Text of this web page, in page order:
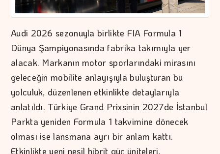
Audi 2026 sezonuyla birlikte FIA Formula 1
Dünya Şampiyonasında fabrika takımıyla yer
alacak. Markanın motor sporlarındaki mirasını
geleceğin mobilite anlayışıyla buluşturan bu
yolculuk, düzenlenen etkinlikte detaylarıyla
anlatıldı. Türkiye Grand Prixsinin 2027de İstanbul
Parkta yeniden Formula 1 takvimine dönecek
olması ise lansmana ayrı bir anlam kattı.
Etkinlikte yeni nesil hibrit güç üniteleri,